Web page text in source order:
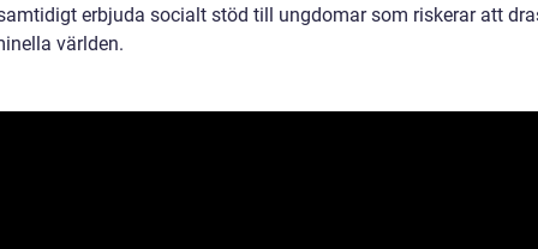
erbjuda socialt stöd till ungdomar som riskerar att
världen.